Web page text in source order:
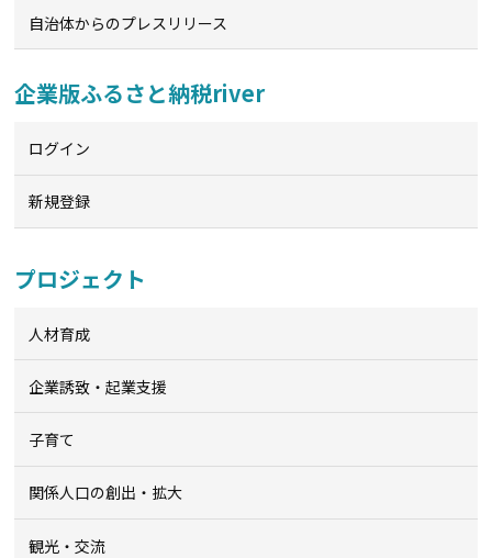
自治体からのプレスリリース
企業版ふるさと納税river
ログイン
新規登録
プロジェクト
人材育成
企業誘致・起業支援
子育て
関係人口の創出・拡大
観光・交流